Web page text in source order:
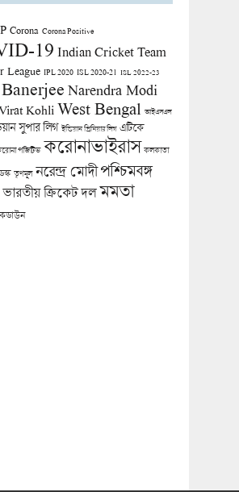
Corona Corona Positive
19 Indian Cricket Team
League IPL 2020 ISL 2020-21 ISL 2022-23
Narendra Modi
Kohli West Bengal আইএসএল
সুপার লিগ ইন্ডিয়ান প্রিমিয়ার লিগ এটিকে
পজিটিভ করোনাভাইরাস কলকাতা
তৃণমূল নরেন্দ্র মোদী পশ্চিমবঙ্গ
ভারতীয় ক্রিকেট দল মমতা